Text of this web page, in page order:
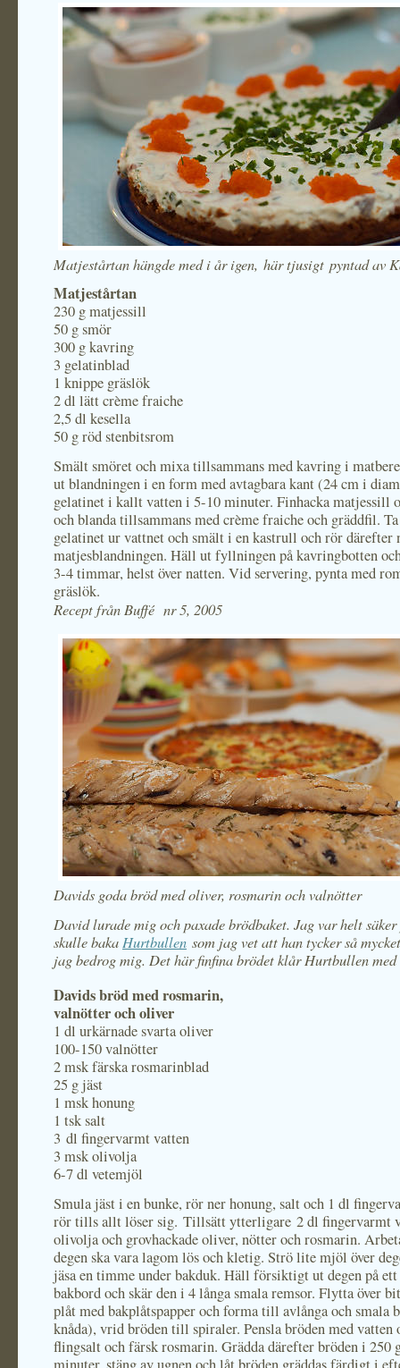
Matjestårtan hängde med i år igen, här tjusigt pyntad av
Matjestårtan
230 g matjessill
50 g smör
300 g kavring
3 gelatinblad
1 knippe gräslök
2 dl lätt crème fraiche
2,5 dl kesella
50 g röd stenbitsrom
Smält smöret och mixa tillsammans med kavring i
ut blandningen i en form med avtagbara kant (24 cm i
gelatinet i kallt vatten i 5-10 minuter. Finhacka matjessill
och blanda tillsammans med crème fraiche och gräddfil.
gelatinet ur vattnet och smält i en kastrull och rör därefter
matjesblandningen. Häll ut fyllningen på kavringbotten
3-4 timmar, helst över natten. Vid servering, pynta med
gräslök.
Recept från Buffé nr 5, 2005
Davids goda bröd med oliver, rosmarin och valnötter
David lurade mig och paxade brödbaket. Jag var helt
skulle baka Hurtbullen som jag vet att han tycker så
jag bedrog mig. Det här finfina brödet klår Hurtbullen med
Davids bröd med rosmarin,
valnötter och oliver
1 dl urkärnade svarta oliver
100-150 valnötter
2 msk färska rosmarinblad
25 g jäst
1 msk honung
1 tsk salt
3 dl fingervarmt vatten
3 msk olivolja
6-7 dl vetemjöl
Smula jäst i en bunke, rör ner honung, salt och 1 dl
rör tills allt löser sig. Tillsätt ytterligare 2 dl fingervarmt
olivolja och grovhackade oliver, nötter och rosmarin.
degen ska vara lagom lös och kletig. Strö lite mjöl över
jäsa en timme under bakduk. Häll försiktigt ut degen på
bakbord och skär den i 4 långa smala remsor. Flytta över
plåt med bakplåtspapper och forma till avlånga och smala
knåda), vrid bröden till spiraler. Pensla bröden med vatten
flingsalt och färsk rosmarin. Grädda därefter bröden i 250